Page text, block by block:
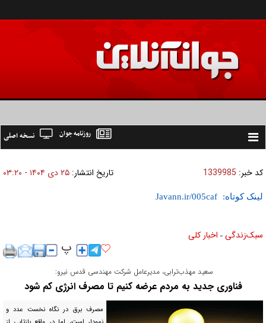
Toggle
نسخه اصلی روزنامه جوان
کد خبر: 1339985 تاریخ انتشار: ۲۵ دی ۱۴۰۴ - ۰۳:۲۰
لینک کوتاه:
سبک‌زندگی » اخبار کلی
سعید مهذب‌ترابی، مدیرعامل شرکت مهندسی قدس نیرو:
فناوری جدید به مردم عرضه کنیم تا مصرف انرژی کم شود
مصرف برق در نگاه نخست عدد و